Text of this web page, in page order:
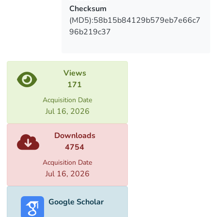
The topic is widely discussed and should
be done as soon as possible, since many
The thesis covers: content, abstract
(Georgian and English versions)
introduction, one chapters, five
Checksum
(MD5):58b15b84129b579eb7e66c7
96b219c37
Views
171
Acquisition Date
Jul 16, 2026
Downloads
4754
Acquisition Date
Jul 16, 2026
Google Scholar